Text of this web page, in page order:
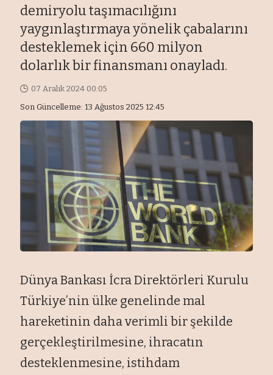
demiryolu taşımacılığını
yaygınlaştırmaya yönelik çabalarını
desteklemek için 660 milyon
dolarlık bir finansmanı onayladı.
Son Güncelleme: 13 Ağustos 2025 12:45
07 Aralık 2024 00:05
Dünya Bankası İcra Direktörleri Kurulu
Türkiye’nin ülke genelinde mal
hareketinin daha verimli bir şekilde
gerçekleştirilmesine, ihracatın
desteklenmesine, istihdam